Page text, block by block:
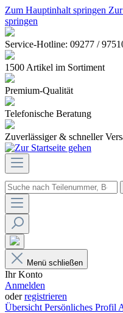
Zum Hauptinhalt springen
springen
Service-Hotline: 09277 /
1500 Artikel im Sortiment
Premium-Qualität
Telefonische Beratung
Zuverlässiger & schneller
Menü schließen
Ihr Konto
Anmelden
oderregistrieren
Übersicht Persönliches Profil